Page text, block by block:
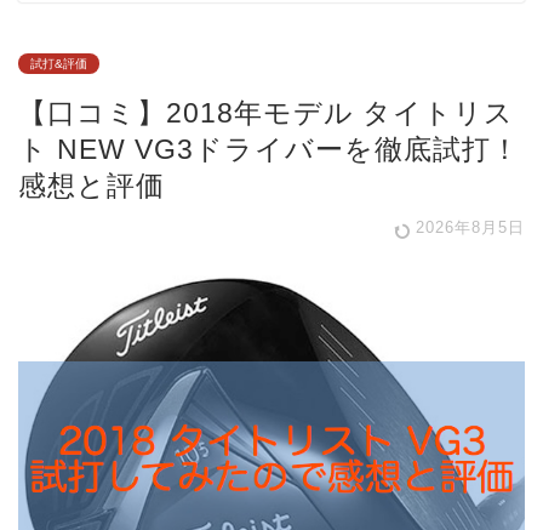
試打&評価
【口コミ】2018年モデル タイトリス
ト NEW VG3ドライバーを徹底試打！
感想と評価
2026年8月5日